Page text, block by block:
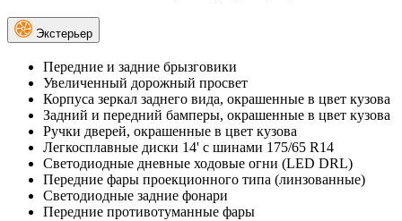
Экстерьер
Передние и задние брызговики
Увеличенный дорожный просвет
Корпуса зеркал заднего вида, окрашенные в цвет кузова
Задний и передний бамперы, окрашенные в цвет кузова
Ручки дверей, окрашенные в цвет кузова
Легкосплавные диски 14' с шинами 175/65 R14
Светодиодные дневные ходовые огни (LED DRL)
Передние фары проекционного типа (линзованные)
Светодиодные задние фонари
Передние противотуманные фары